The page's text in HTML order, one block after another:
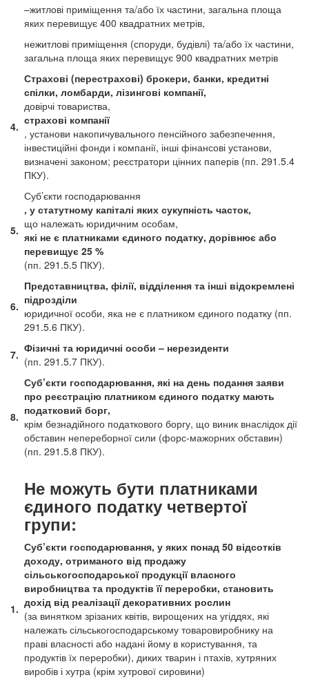
–житлові приміщення та/або їх частини, загальна площа
яких перевищує 400 квадратних метрів,
нежитлові приміщення (споруди, будівлі) та/або їх частини,
загальна площа яких перевищує 900 квадратних метрів
4.
Страхові (перестрахові) брокери, банки, кредитні
спілки, ломбарди, лізингові компанії,
довірчі товариства,
страхові компанії
, установи накопичувального пенсійного забезпечення,
інвестиційні фонди і компанії, інші фінансові установи,
визначені законом; реєстратори цінних паперів (пп. 291.5.4
ПКУ).
5.
Суб’єкти господарювання
, у статутному капіталі яких сукупність часток,
що належать юридичним особам,
які не є платниками єдиного податку, дорівнює або
перевищує 25 %
(пп. 291.5.5 ПКУ).
6.
Представництва, філії, відділення та інші відокремлені
підрозділи
юридичної особи, яка не є платником єдиного податку (пп.
291.5.6 ПКУ).
7. Фізичні та юридичні особи – нерезиденти
(пп. 291.5.7 ПКУ).
8.
Суб’єкти господарювання, які на день подання заяви
про реєстрацію платником єдиного податку мають
податковий борг,
крім безнадійного податкового боргу, що виник внаслідок дії
обставин непереборної сили (форс-мажорних обставин)
(пп. 291.5.8 ПКУ).
Не можуть бути платниками
єдиного податку четвертої
групи:
1.
Суб’єкти господарювання, у яких понад 50 відсотків
доходу, отриманого від продажу
сільськогосподарської продукції власного
виробництва та продуктів її переробки, становить
дохід від реалізації декоративних рослин
(за винятком зрізаних квітів, вирощених на угіддях, які
належать сільськогосподарському товаровиробнику на
праві власності або надані йому в користування, та
продуктів їх переробки), диких тварин і птахів, хутряних
виробів і хутра (крім хутрової сировини)